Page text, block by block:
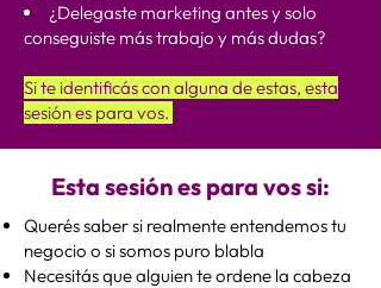
¿Delegaste marketing antes y solo
conseguiste más trabajo y más dudas?
Si te identificás con alguna de estas, esta
sesión es para vos.
Esta sesión es para vos si:
Querés saber si realmente entendemos tu
negocio o si somos puro blabla
Necesitás que alguien te ordene la cabeza